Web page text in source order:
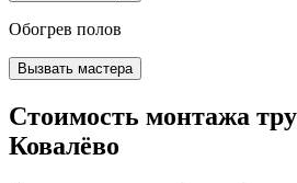
Обогрев полов
Вызвать мастера
Стоимость монтажа
Ковалёво